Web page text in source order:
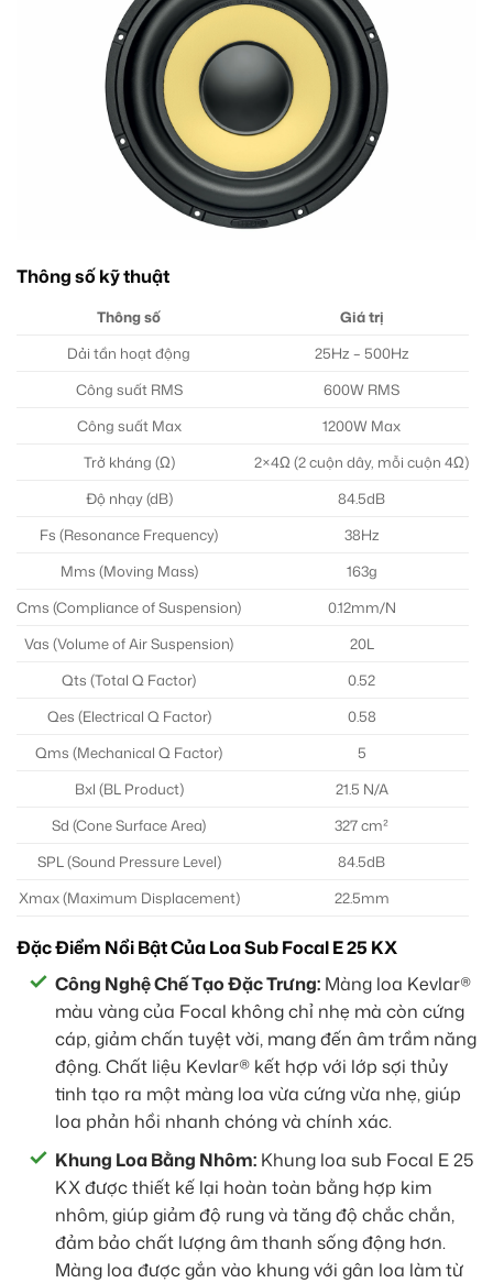
Thông số kỹ thuật
Thông số
Giá trị
Dải tần hoạt động
25Hz – 500Hz
Công suất RMS
600W RMS
Công suất Max
1200W Max
Trở kháng (Ω)
2×4Ω (2 cuộn dây, mỗi cuộn 4Ω)
Độ nhạy (dB)
84.5dB
Fs (Resonance Frequency)
38Hz
Mms (Moving Mass)
163g
Cms (Compliance of Suspension)
0.12mm/N
Vas (Volume of Air Suspension)
20L
Qts (Total Q Factor)
0.52
Qes (Electrical Q Factor)
0.58
Qms (Mechanical Q Factor)
5
Bxl (BL Product)
21.5 N/A
Sd (Cone Surface Area)
327 cm²
SPL (Sound Pressure Level)
84.5dB
Xmax (Maximum Displacement)
22.5mm
Đặc Điểm Nổi Bật Của Loa Sub Focal E 25 KX
Công Nghệ Chế Tạo Đặc Trưng: Màng loa Kevlar®
màu vàng của Focal không chỉ nhẹ mà còn cứng
cáp, giảm chấn tuyệt vời, mang đến âm trầm năng
động. Chất liệu Kevlar® kết hợp với lớp sợi thủy
tinh tạo ra một màng loa vừa cứng vừa nhẹ, giúp
loa phản hồi nhanh chóng và chính xác.
Khung Loa Bằng Nhôm: Khung loa sub Focal E 25
KX được thiết kế lại hoàn toàn bằng hợp kim
nhôm, giúp giảm độ rung và tăng độ chắc chắn,
đảm bảo chất lượng âm thanh sống động hơn.
Màng loa được gắn vào khung với gân loa làm từ